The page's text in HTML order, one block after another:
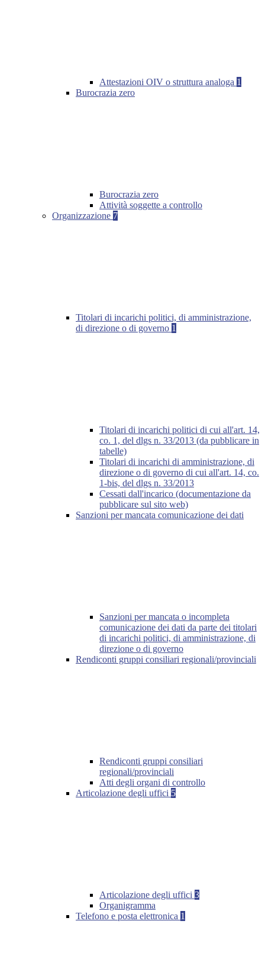
Attestazioni OIV o struttura analoga 1
Burocrazia zero
Burocrazia zero
Attività soggette a controllo
Organizzazione 7
Titolari di incarichi politici, di amministrazione,
di direzione o di governo 1
Titolari di incarichi politici di cui all'art. 14,
co. 1, del dlgs n. 33/2013 (da pubblicare in
tabelle)
Titolari di incarichi di amministrazione, di
direzione o di governo di cui all'art. 14, co.
1-bis, del dlgs n. 33/2013
Cessati dall'incarico (documentazione da
pubblicare sul sito web)
Sanzioni per mancata comunicazione dei dati
Sanzioni per mancata o incompleta
comunicazione dei dati da parte dei titolari
di incarichi politici, di amministrazione, di
direzione o di governo
Rendiconti gruppi consiliari regionali/provinciali
Rendiconti gruppi consiliari
regionali/provinciali
Atti degli organi di controllo
Articolazione degli uffici 5
Articolazione degli uffici 3
Organigramma
Telefono e posta elettronica 1